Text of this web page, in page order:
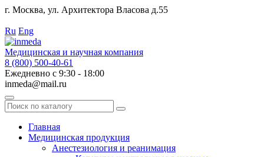
г. Москва, ул. Архитектора Власова д.55
Ru Eng
Медицинская и научная компания
8 (800) 500-40-61
Ежедневно с 9:30 - 18:00
inmeda@mail.ru
Поиск
по
каталогуГлавная
Медицинская продукция
Анестезиология и реанимация